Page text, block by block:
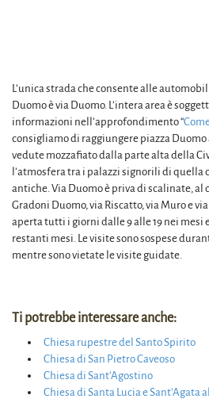
L’unica strada che consente alle
Duomo è via Duomo. L’intera area è
informazioni nell’approfondimento “
consigliamo di raggiungere piazza
vedute mozzafiato dalla parte alta della
l’atmosfera tra i palazzi signorili di quella
antiche. Via Duomo è priva di scalinate, al
Gradoni Duomo, via Riscatto, via Muro e
aperta tutti i giorni dalle 9 alle 19 nei mesi
restanti mesi. Le visite sono sospese
mentre sono vietate le visite guidate.
Ti potrebbe interessare anche:
Chiesa rupestre del Santo Spirito
Chiesa di San Pietro Caveoso
Chiesa di Sant’Agostino
Chiesa di Santa Lucia e Sant’Agata